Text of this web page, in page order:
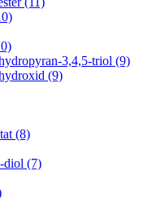
3,4,5-triol (9)
(9)
(8)
diol (7)